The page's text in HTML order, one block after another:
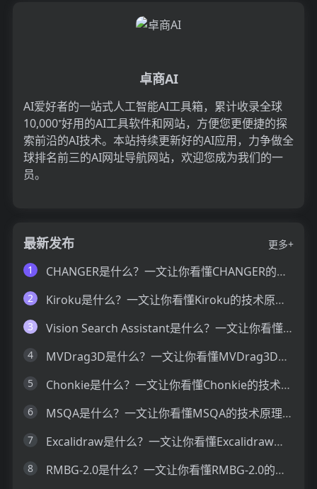
卓商AI
AI爱好者的一站式人工智能AI工具箱，累计收录全球
10,000⁺好用的AI工具软件和网站，方便您更便捷的探
索前沿的AI技术。本站持续更新好的AI应用，力争做全
球排名前三的AI网址导航网站，欢迎您成为我们的一
员。
最新发布
更多+
1
CHANGER是什么？一文让你看懂CHANGER的技术原理、主要功能、应用场景
2 Kiroku是什么？一文让你看懂Kiroku的技术原理、主要功能、应用场景
3 Vision Search Assistant是什么？一文让你看懂Vision Search Assistant的技术原理、主要功能、应用场景
4 MVDrag3D是什么？一文让你看懂MVDrag3D的技术原理、主要功能、应用场景
5 Chonkie是什么？一文让你看懂Chonkie的技术原理、主要功能、应用场景
6 MSQA是什么？一文让你看懂MSQA的技术原理、主要功能、应用场景
7 Excalidraw是什么？一文让你看懂Excalidraw的技术原理、主要功能、应用场景
8 RMBG-2.0是什么？一文让你看懂RMBG-2.0的技术原理、主要功能、应用场景